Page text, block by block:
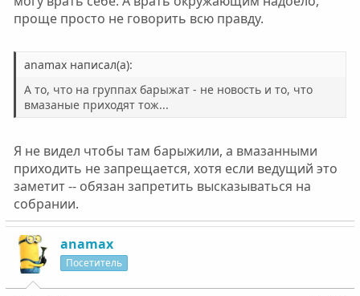
проще просто не говорить всю правду.
anamax написал(а):
А то, что на группах барыжат - не новость и то, что
вмазаные приходят тож...
Я не видел чтобы там барыжили, а вмазанными
приходить не запрещается, хотя если ведущий это
заметит -- обязан запретить высказываться на
собрании.
anamax
Посетитель